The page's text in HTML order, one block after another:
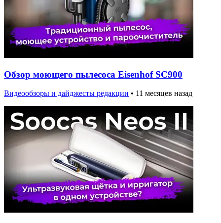
Обзор моющего пылесоса Eisenhof SC900
Видеообзоры и дайджесты редакции • 11 месяцев назад